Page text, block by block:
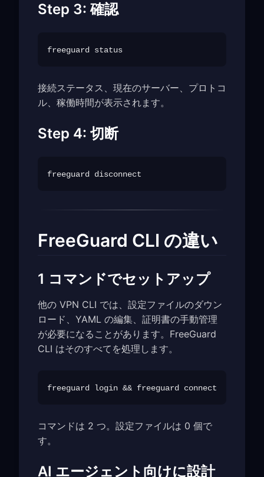
Step 3: 確認
接続ステータス、現在のサーバー、プロトコ
ル、稼働時間が表示されます。
Step 4: 切断
FreeGuard CLI の違い
1 コマンドでセットアップ
他の VPN CLI では、設定ファイルのダウン
ロード、YAML の編集、証明書の手動管理
が必要になることがあります。FreeGuard
CLI はそのすべてを処理します。
コマンドは 2 つ。設定ファイルは 0 個で
す。
AI エージェント向けに設計